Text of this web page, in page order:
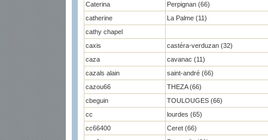
Caterina
Perpignan (66)
catherine
La Palme (11)
cathy chapel
caxis
castéra-verduzan (32)
caza
cavanac (11)
cazals alain
saint-andré (66)
cazou66
THEZA (66)
cbeguin
TOULOUGES (66)
cc
lourdes (65)
cc66400
Ceret (66)